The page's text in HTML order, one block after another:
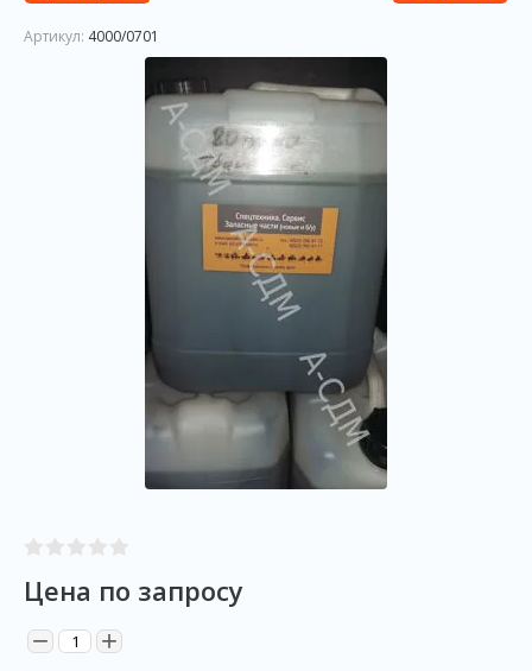
Артикул: 4000/0701
Цена по запросу
− +